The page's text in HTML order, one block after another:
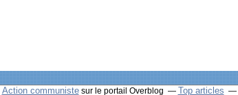
Action communistesur le portail Overblog Top articles